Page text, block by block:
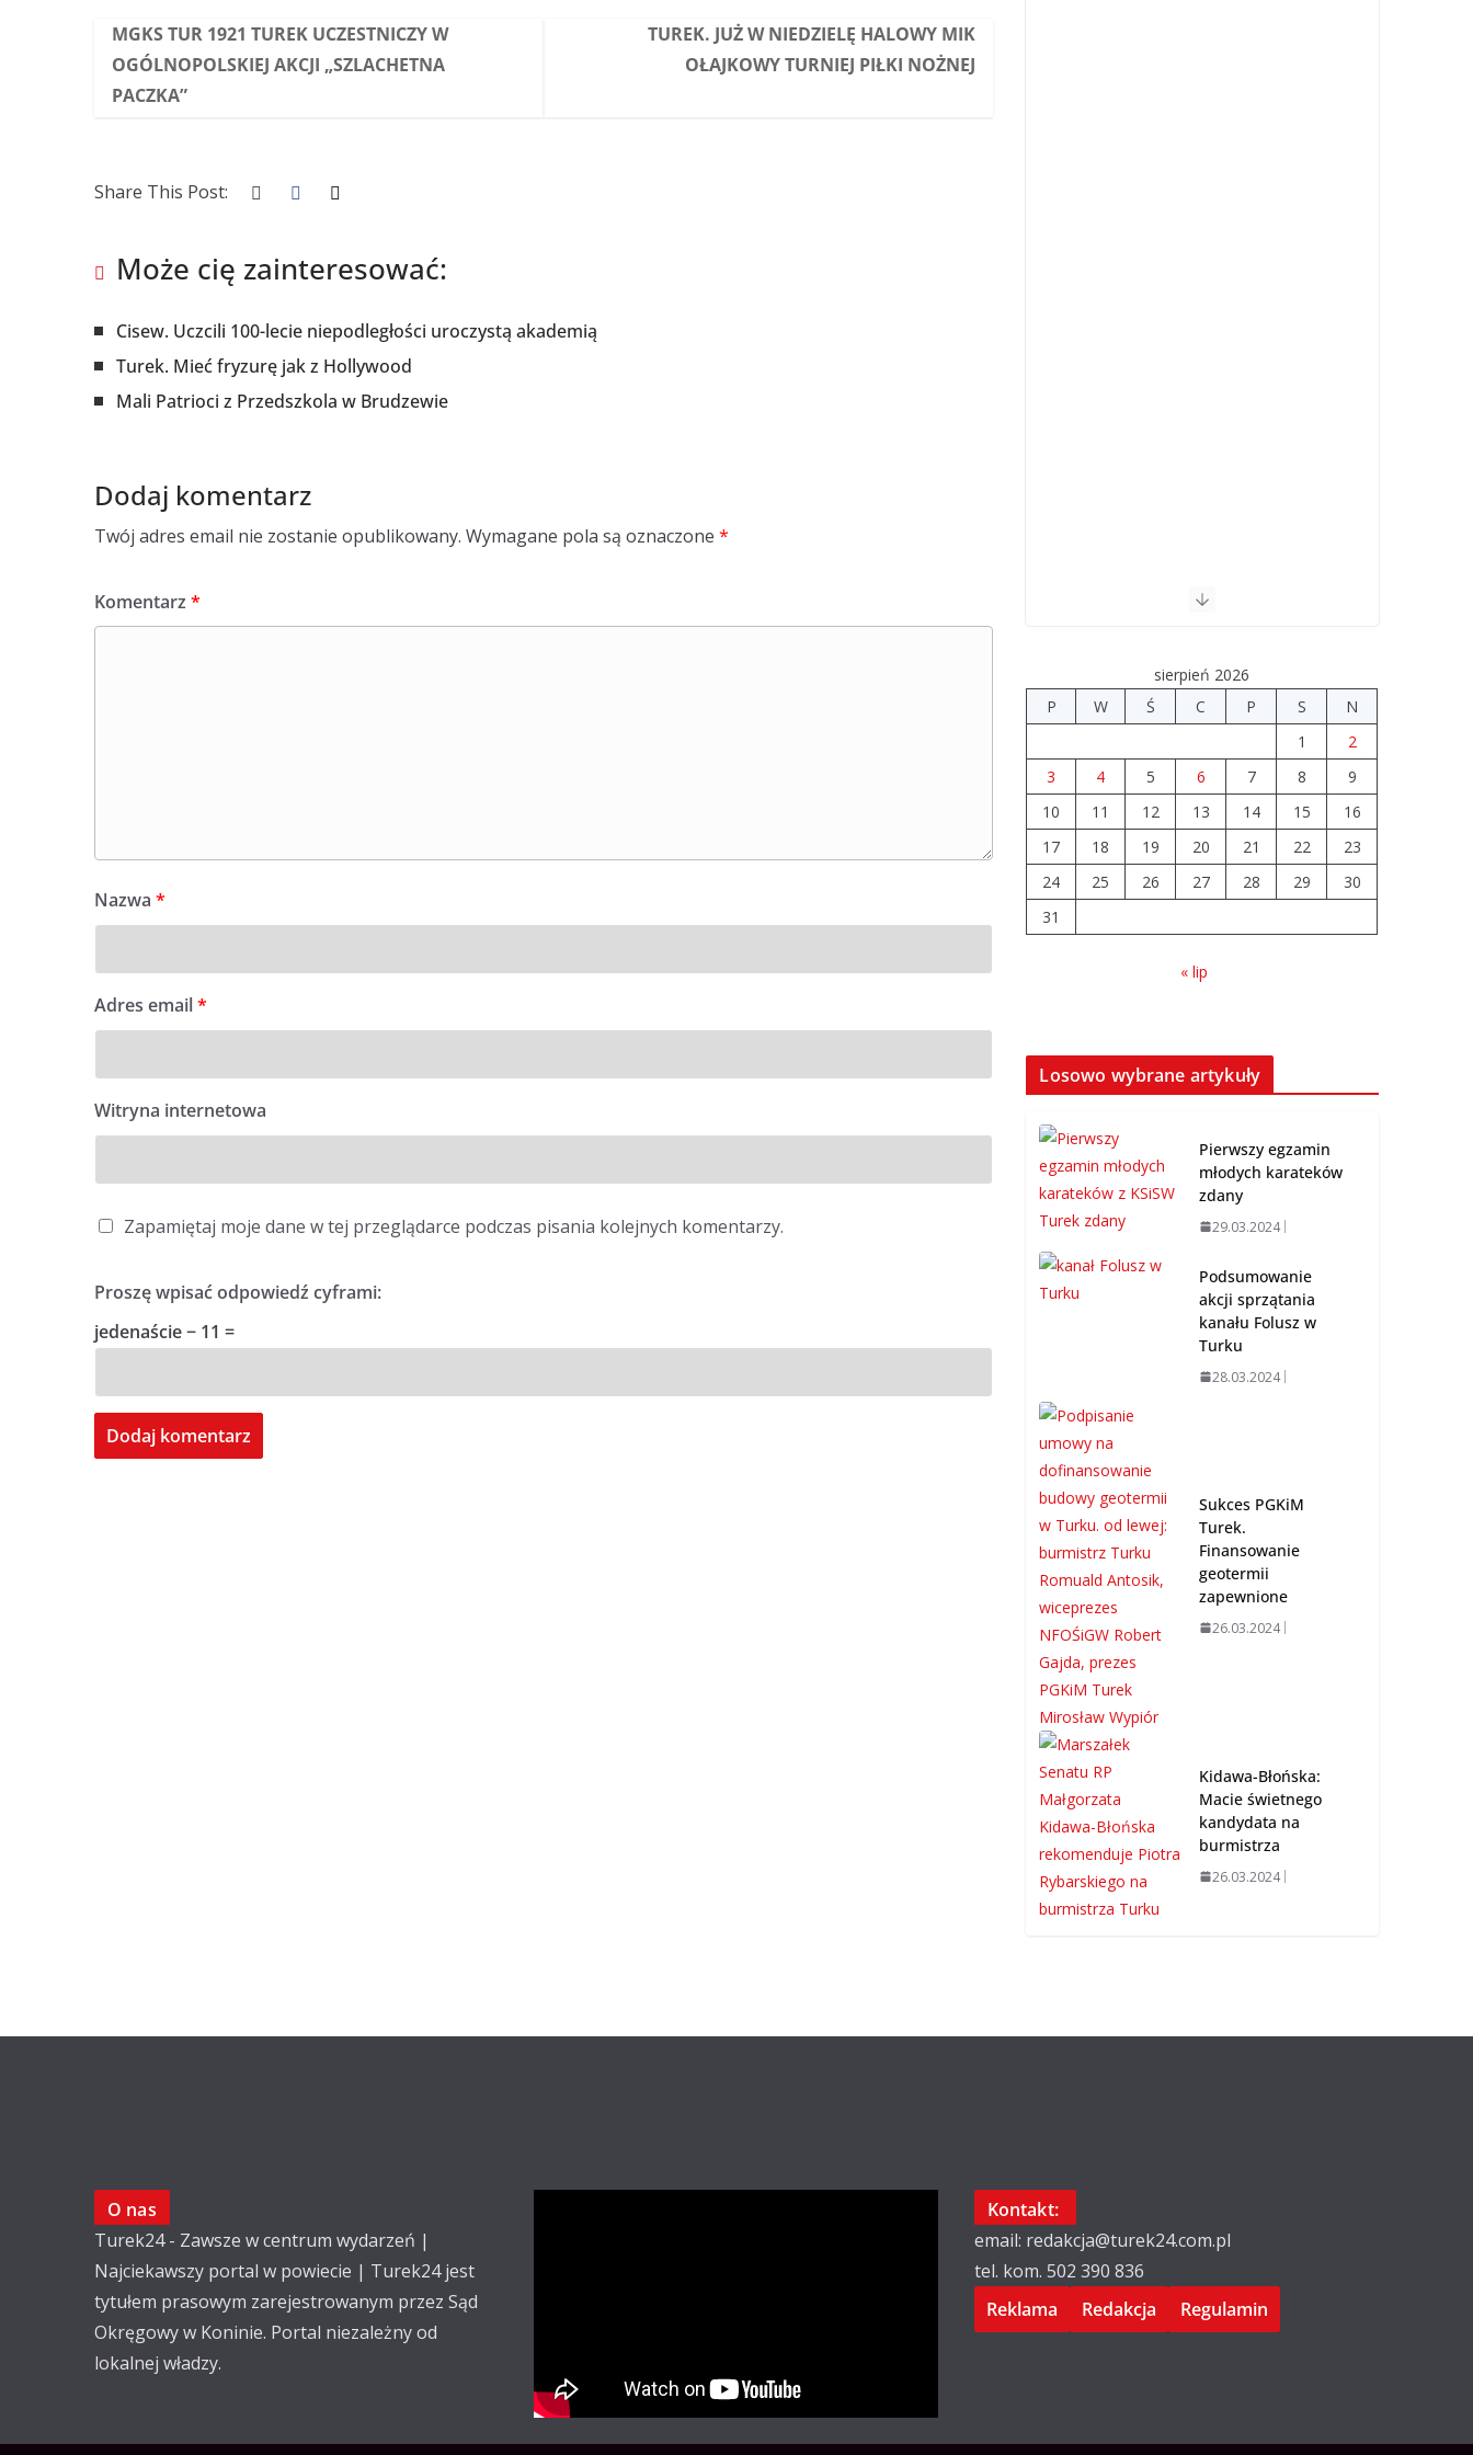
MGKS TUR 1921 TUREK UCZESTNICZY W
OGÓLNOPOLSKIEJ AKCJI „SZLACHETNA
PACZKA”
TUREK. JUŻ W NIEDZIELĘ HALOWY MIK
OŁAJKOWY TURNIEJ PIŁKI NOŻNEJ
Share This Post:
Może cię zainteresować:
Cisew. Uczcili 100-lecie niepodległości uroczystą akademią
Turek. Mieć fryzurę jak z Hollywood
Mali Patrioci z Przedszkola w Brudzewie
Dodaj komentarz
Twój adres email nie zostanie opublikowany. Wymagane pola są oznaczone *
Komentarz *
Nazwa *
Adres email*
Witryna internetowa
Zapamiętaj moje dane w tej przeglądarce podczas pisania kolejnych komentarzy.
Proszę wpisać odpowiedź cyframi:
jedenaście − 11 =
sierpień 2026
P
W Ś C P S
N
1
2
3
4 5 6 7 8
9
10
11 12 13 14 15
16
17
18 19 20 21 22
23
24
25 26 27 28 29
30
31
« lip
Losowo wybrane artykuły
Pierwszy egzamin
młodych karateków
zdany
29.03.2024
Podsumowanie
akcji sprzątania
kanału Folusz w
Turku
28.03.2024
Sukces PGKiM
Turek.
Finansowanie
geotermii
zapewnione
26.03.2024
Kidawa-Błońska:
Macie świetnego
kandydata na
burmistrza
26.03.2024
O nas
Turek24 - Zawsze w centrum wydarzeń |
Najciekawszy portal w powiecie | Turek24 jest
tytułem prasowym zarejestrowanym przez Sąd
Okręgowy w Koninie. Portal niezależny od
lokalnej władzy.
Kontakt:
email: redakcja@turek24.com.pl
tel. kom. 502 390 836
Reklama
Redakcja Regulamin